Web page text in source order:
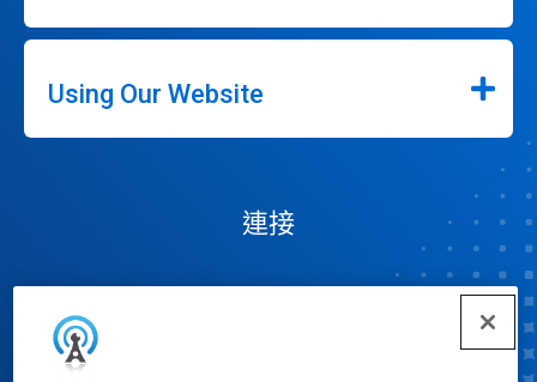
Using Our Website
連接